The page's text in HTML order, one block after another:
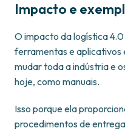
Impacto e
O impacto da logística
ferramentas e aplicativos
mudar toda a indústria e
hoje, como manuais.
Isso porque ela
procedimentos de